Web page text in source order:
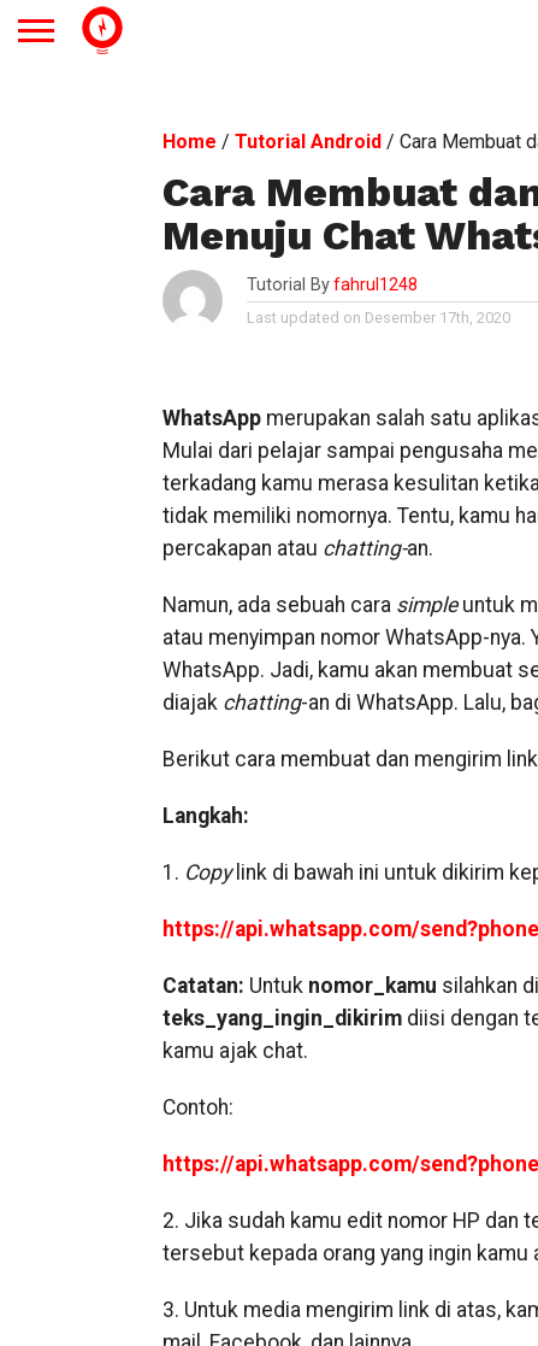
Home / Tutorial Android/ Cara Membuat
Cara Membuat
Menuju Chat
Tutorial Byfahrul1248
Last updated on Desember 17th, 2020
WhatsAppmerupakan salah satu
Mulai dari pelajar sampai pengusaha
terkadang kamu merasa kesulitan
tidak memiliki nomornya. Tentu, kamu
percakapan atau chatting-an.
Namun, ada sebuah cara simpleuntuk
atau menyimpan nomor WhatsApp-nya.
WhatsApp. Jadi, kamu akan membuat
diajak chatting-an di WhatsApp. Lalu,
Berikut cara membuat dan mengirim
Langkah:
1. Copylink di bawah ini untuk dikirim
https://api.whatsapp.com/
Catatan: Untuk nomor_kamu silahkan
teks_yang_ingin_dikirimdiisi dengan
kamu ajak chat.
Contoh:
https://api.whatsapp.com/
2. Jika sudah kamu edit nomor HP dan
tersebut kepada orang yang ingin kamu
3. Untuk media mengirim link di atas,